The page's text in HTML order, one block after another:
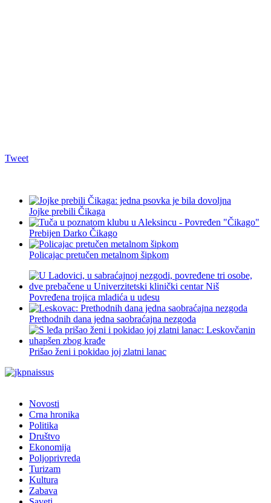
Tweet
Jojke prebili Čikaga
Prebijen Darko Čikago
Policajac pretučen metalnom šipkom
Povređena trojica mladića u udesu
Prethodnih dana jedna saobraćajna nezgoda
Prišao ženi i pokidao joj zlatni lanac
Novosti
Crna hronika
Politika
Društvo
Ekonomija
Poljoprivreda
Turizam
Kultura
Zabava